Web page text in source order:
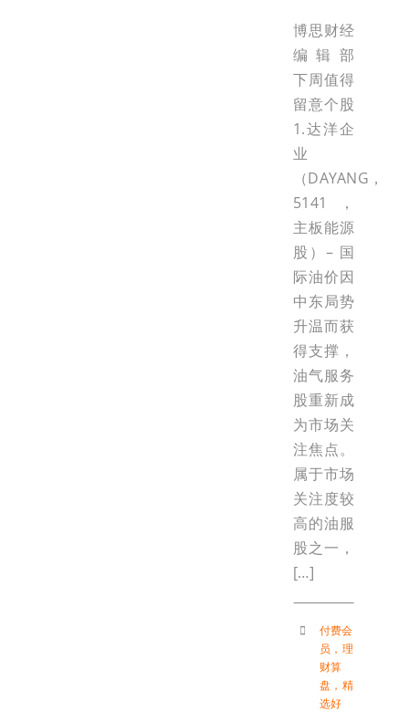
博思财经
编辑部
下周值得
留意个股
1.达洋企
业
（DAYANG，
5141，
主板能源
股）– 国
际油价因
中东局势
升温而获
得支撑，
油气服务
股重新成
为市场关
注焦点。
属于市场
关注度较
高的油服
股之一，
[…]
付费会
员 ， 理
财算
盘 ， 精
选好